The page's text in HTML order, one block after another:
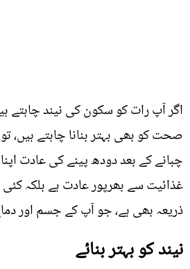
اگر آپ رات کو سکون کی نیند چاہتے
صحت کو بھی بہتر بنانا چاہتے ہیں،
چبانے کے بعد دودھ پینے کی عادت
غذائیت سے بھرپور عادت ہے بلکہ کئی
ذریعہ بھی ہے، جو آپ کے جسم اور
نیند کو بہتر بنائے